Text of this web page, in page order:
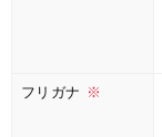
フリガナ ※